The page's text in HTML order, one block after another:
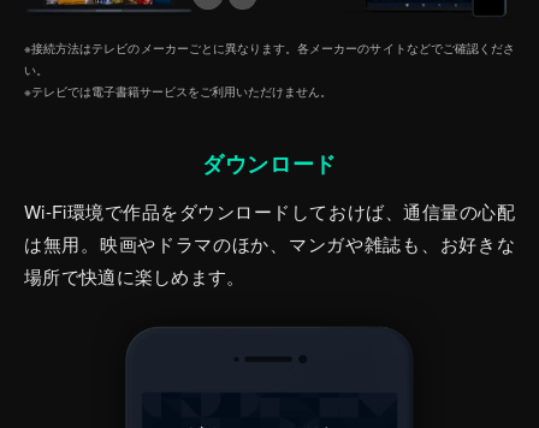
※接続方法はテレビのメーカーごとに異なります。各メーカーのサイトなどでご確認くださ
い。
※テレビでは電子書籍サービスをご利⽤いただけません。
ダウンロード
Wi-Fi環境で作品をダウンロードしておけば、通信量の心配
は無用。映画やドラマのほか、マンガや雑誌も、お好きな
場所で快適に楽しめます。